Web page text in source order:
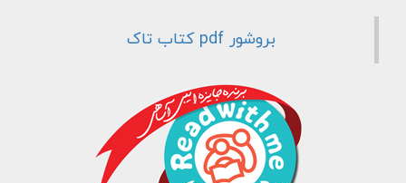
بروشور pdf کتاب تاک